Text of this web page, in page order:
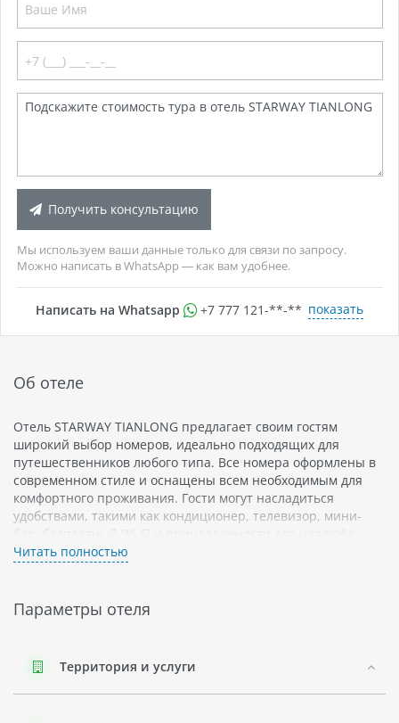
Получить консультацию
Мы используем ваши данные только для связи по запросу.
Можно написать в WhatsApp — как вам удобнее.
Написать на Whatsapp +7 777 121-**-** показать
Об отеле
Отель STARWAY TIANLONG предлагает своим гостям
широкий выбор номеров, идеально подходящих для
путешественников любого типа. Все номера оформлены в
современном стиле и оснащены всем необходимым для
комфортного проживания. Гости могут насладиться
удобствами, такими как кондиционер, телевизор, мини-
бар, бесплатный Wi-Fi и принадлежности для чая/кофе.
Каждый номер также имеет собственную ванную комнату с
и услуги для своих гостей. На территории отеля есть
провести время с друзьями или коллегами за любимым
Читать полностью
Параметры отеля
Территория и услуги